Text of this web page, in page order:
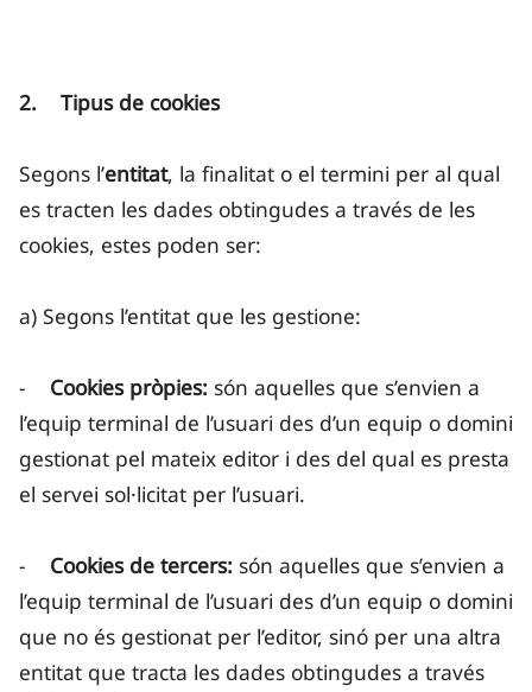
2. Tipus de cookies
Segons l’entitat, la finalitat o el termini per al qual
es tracten les dades obtingudes a través de les
cookies, estes poden ser:
a) Segons l’entitat que les gestione:
- Cookies pròpies: són aquelles que s’envien a
l’equip terminal de l’usuari des d’un equip o domini
gestionat pel mateix editor i des del qual es presta
el servei sol·licitat per l’usuari.
- Cookies de tercers: són aquelles que s’envien a
l’equip terminal de l’usuari des d’un equip o domini
que no és gestionat per l’editor, sinó per una altra
entitat que tracta les dades obtingudes a través